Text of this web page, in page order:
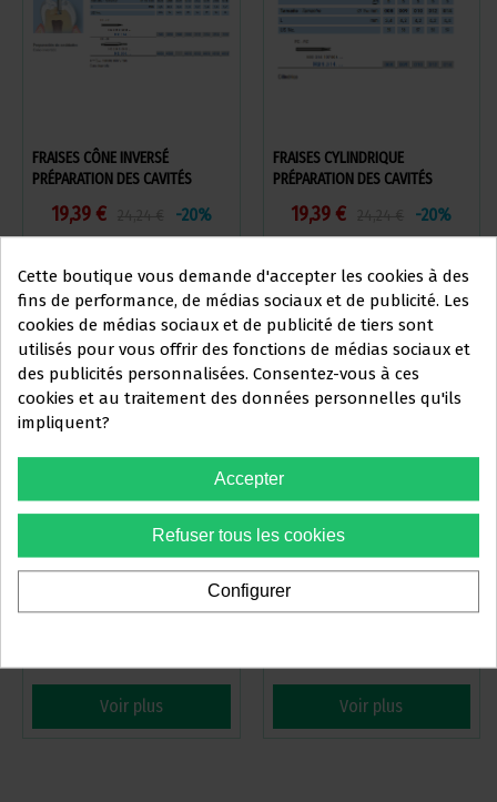
Ce site Web s'adresse
exclusivementà
SECTEUR DENTAIRE
Vous devez confirmer que vous
êtes unprofessionnel dentaire
Oui, je suis professionnel
FRAISES CÔNE INVERSÉ
PRÉPARATION DES CAVITÉS
19,39 € -20%
Voir plus
FRAISES CYLINDRIQUE
PRÉPARATION DES CAVITÉS
19,39 € -20%
Voir plus
FRAISES CONIQUE PRÉPARATION
Voir plus
FRAISES RONDE PRÉPARATION
Voir plus
Cette boutique vous demande d'accepter les cookies à des
fins de performance, de médias sociaux et de publicité. Les
cookies de médias sociaux et de publicité de tiers sont
utilisés pour vous offrir des fonctions de médias sociaux et
des publicités personnalisées. Consentez-vous à ces
cookies et au traitement des données personnelles qu'ils
impliquent?
Accepter
Refuser tous les cookies
Configurer